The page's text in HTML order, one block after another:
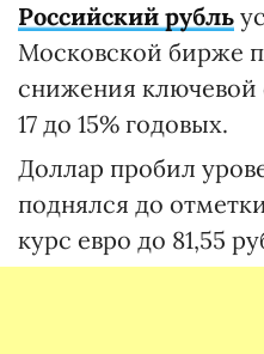
Российский рубль
Московской бирже
снижения ключевой
17 до 15% годовых.
Доллар пробил
поднялся до
курс евро до 81,55